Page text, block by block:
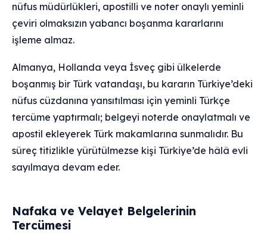
nüfus müdürlükleri, apostilli ve noter onaylı yeminli
çeviri olmaksızın yabancı boşanma kararlarını
işleme almaz.
Almanya, Hollanda veya İsveç gibi ülkelerde
boşanmış bir Türk vatandaşı, bu kararın Türkiye’deki
nüfus cüzdanına yansıtılması için yeminli Türkçe
tercüme yaptırmalı; belgeyi noterde onaylatmalı ve
apostil ekleyerek Türk makamlarına sunmalıdır. Bu
süreç titizlikle yürütülmezse kişi Türkiye’de hâlâ evli
sayılmaya devam eder.
Nafaka ve Velayet Belgelerinin
Tercümesi